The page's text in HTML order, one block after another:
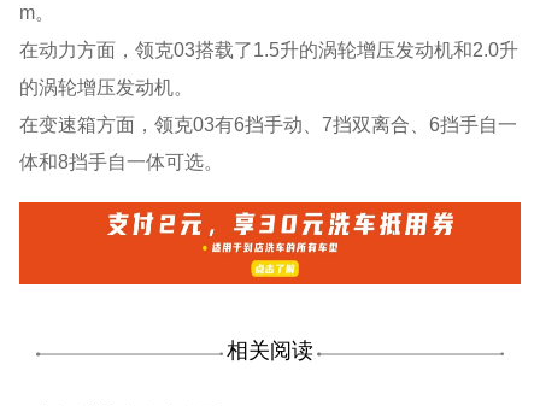
m。
在动力方面，领克03搭载了1.5升的涡轮增压发动机和2.0升
的涡轮增压发动机。
在变速箱方面，领克03有6挡手动、7挡双离合、6挡手自一
体和8挡手自一体可选。
相关阅读